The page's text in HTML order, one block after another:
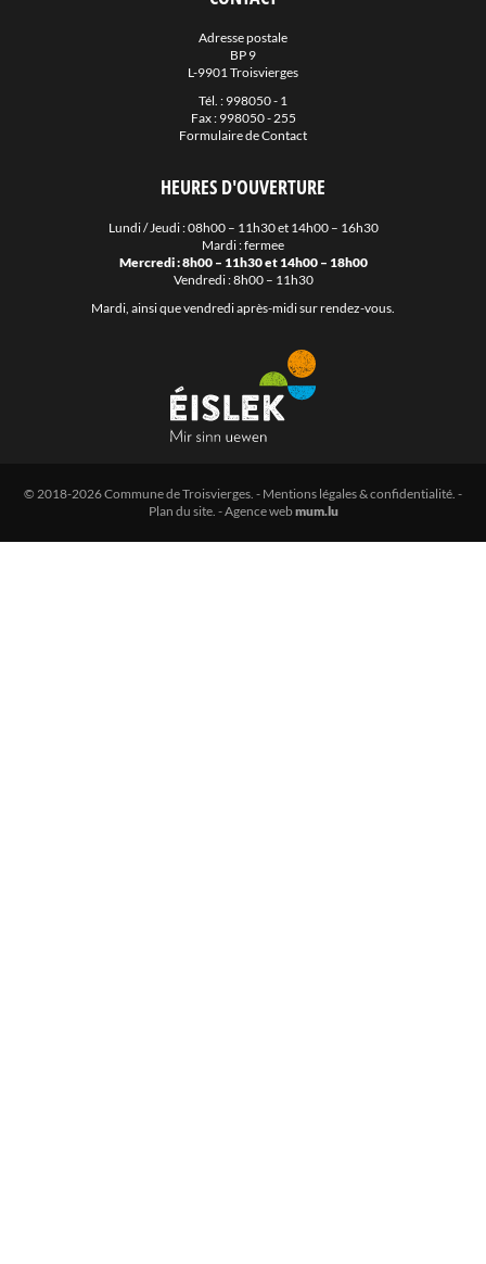
Adresse postale
BP 9
L-9901 Troisvierges
Tél. : 998050 - 1
Fax : 998050 - 255
Formulaire de Contact
HEURES D'OUVERTURE
Lundi / Jeudi : 08h00 – 11h30 et 14h00 – 16h30
Mardi : fermee
Mercredi : 8h00 – 11h30 et 14h00 – 18h00
Vendredi : 8h00 – 11h30
Mardi, ainsi que vendredi après-midi sur rendez-vous.
© 2018-2026 Commune de Troisvierges. - Mentions légales & confidentialité. -
Plan du site. -Agence webmum.lu